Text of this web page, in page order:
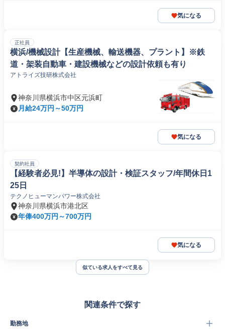
気になる
正社員
横浜/機械設計【生産機械、輸送機器、プラント】※鉄
道・架装自動車・建設機械などの設計依頼も有り
アトライズ技研株式会社
神奈川県横浜市中区元浜町
月給24万円～50万円
気になる
契約社員
【経験者必見!】半導体の設計・検証スタッフ/年間休日1
25日
テクノヒューマンパワー株式会社
神奈川県横浜市港北区
年俸400万円～700万円
気になる
似ている求人をすべて見る
関連条件で探す
勤務地